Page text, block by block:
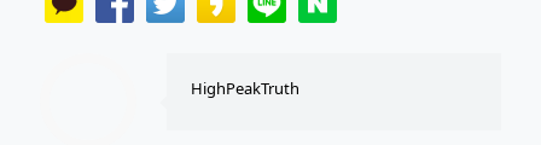
HighPeakTruth